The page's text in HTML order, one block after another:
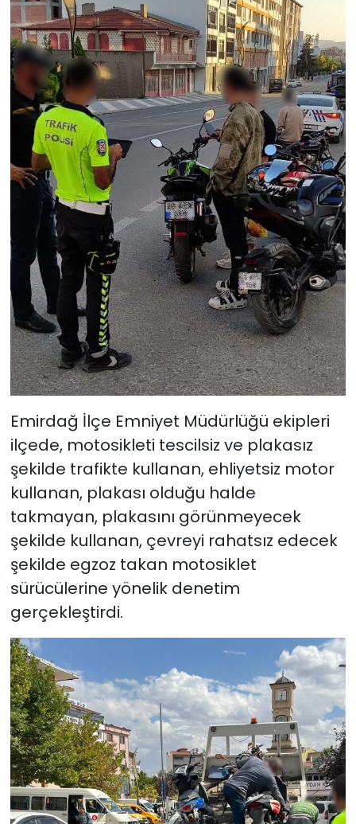
Emirdağ İlçe Emniyet Müdürlüğü ekipleri
ilçede, motosikleti tescilsiz ve plakasız
şekilde trafikte kullanan, ehliyetsiz motor
kullanan, plakası olduğu halde
takmayan, plakasını görünmeyecek
şekilde kullanan, çevreyi rahatsız edecek
şekilde egzoz takan motosiklet
sürücülerine yönelik denetim
gerçekleştirdi.